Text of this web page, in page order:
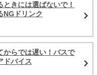
きには選ばないで！
NGドリンク
からでは遅い！バスで
ドバイス